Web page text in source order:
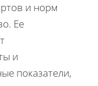
и норм
Ее
и
показатели,